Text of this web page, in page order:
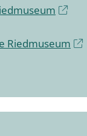
Riedmuseum